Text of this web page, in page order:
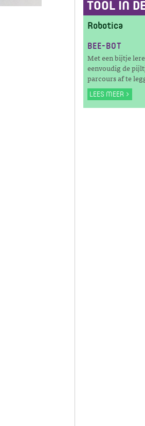
TOOL IN
Robotica
BEE-BOT
Met een bijtje
eenvoudig de
parcours af te
LEES MEER >